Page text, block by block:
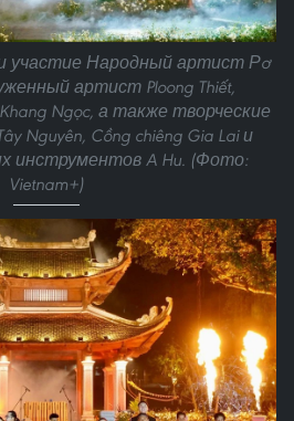
участие Народный артист Рơ
артист Ploong Thiết,
Ngọc, а также творческие
Nguyên, Cồng chiêng Gia Lai и
инструментов A Hu. (Фото:
Vietnam+)